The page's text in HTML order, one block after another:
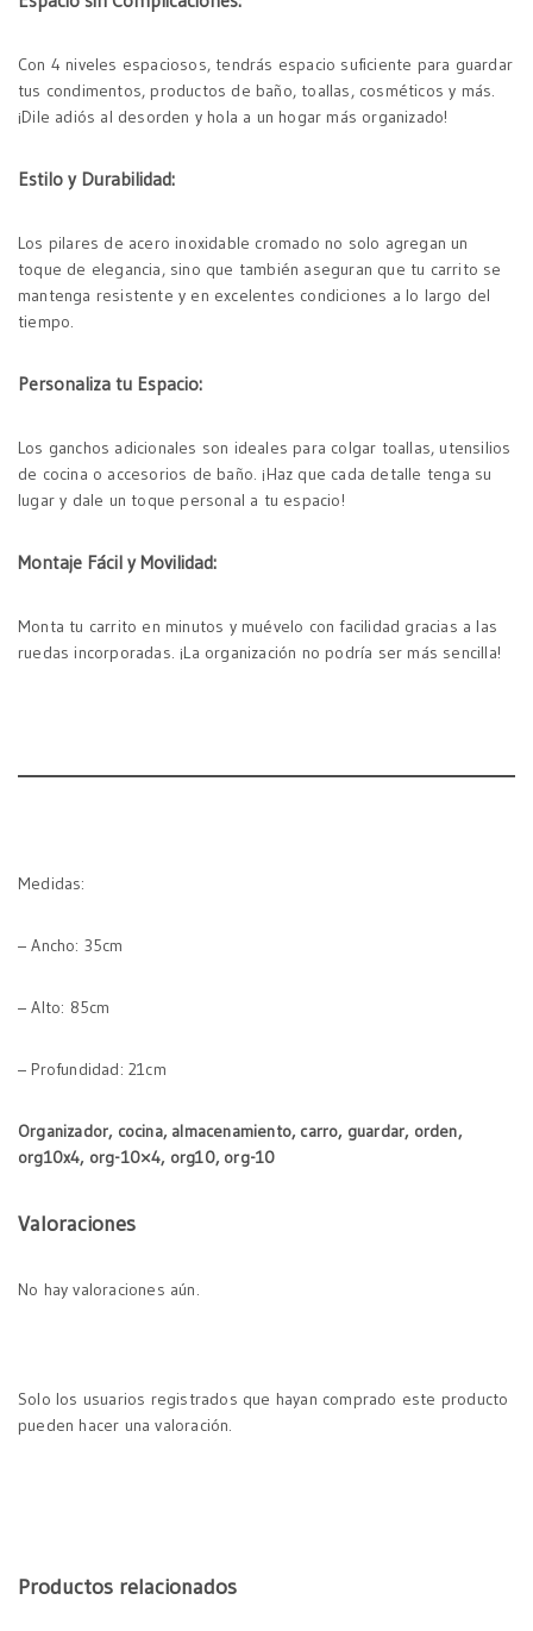
Con 4 niveles espaciosos, tendrás espacio suficiente para guardar
tus condimentos, productos de baño, toallas, cosméticos y más.
¡Dile adiós al desorden y hola a un hogar más organizado!
Estilo y Durabilidad:
Los pilares de acero inoxidable cromado no solo agregan un
toque de elegancia, sino que también aseguran que tu carrito se
mantenga resistente y en excelentes condiciones a lo largo del
tiempo.
Personaliza tu Espacio:
Los ganchos adicionales son ideales para colgar toallas, utensilios
de cocina o accesorios de baño. ¡Haz que cada detalle tenga su
lugar y dale un toque personal a tu espacio!
Montaje Fácil y Movilidad:
Monta tu carrito en minutos y muévelo con facilidad gracias a las
ruedas incorporadas. ¡La organización no podría ser más sencilla!
Medidas:
– Ancho: 35cm
– Alto: 85cm
– Profundidad: 21cm
Organizador, cocina, almacenamiento, carro, guardar, orden,
org10x4, org-10×4, org10, org-10
Valoraciones
No hay valoraciones aún.
Solo los usuarios registrados que hayan comprado este producto
pueden hacer una valoración.
Productos relacionados